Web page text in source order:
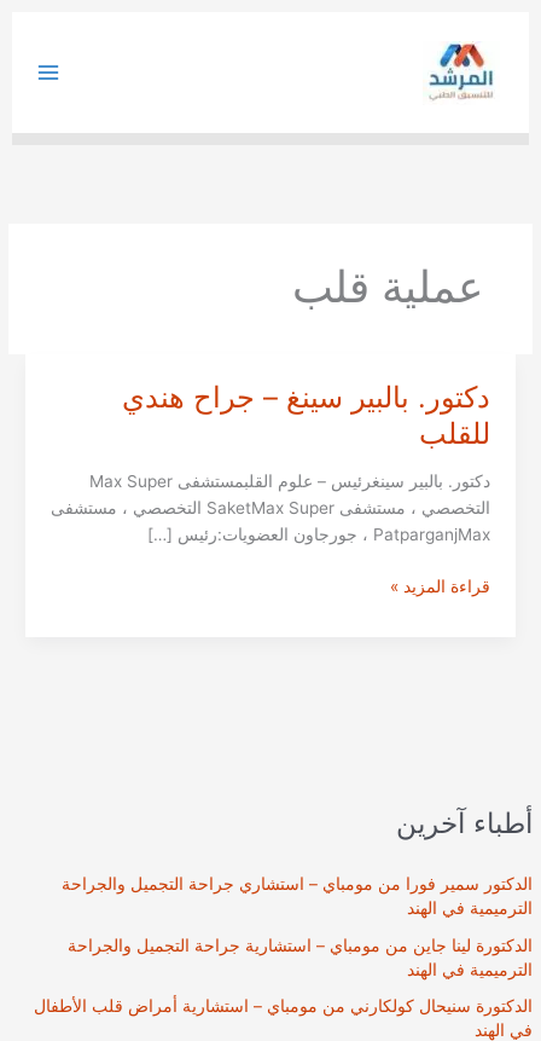
أطباء آخرين
الدكتور سمير فورا من مومباي – استشاري جراحة التجميل والجراحة
الترميمية في الهند
الدكتورة لينا جاين من مومباي – استشارية جراحة التجميل والجراحة
الترميمية في الهند
الدكتورة سنيحال كولكارني من مومباي – استشارية أمراض قلب الأطفال
في الهند
عملية قلب
دكتور. بالبير سينغ – جراح هندي
للقلب
دكتور. بالبير سينغرئيس – علوم القلبمستشفى Max Super
التخصصي ، مستشفى SaketMax Super التخصصي ، مستشفى
PatparganjMax ، جورجاون العضويات:رئيس […]
دكتور.
قراءة المزيد »